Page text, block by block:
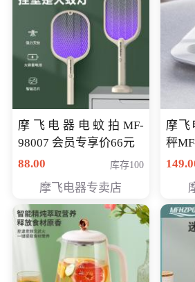
摩飞电器电蚊拍MF-
98007 会员专享价66元
88.00
库存100
摩飞电器专卖店
摩飞
秤
98元